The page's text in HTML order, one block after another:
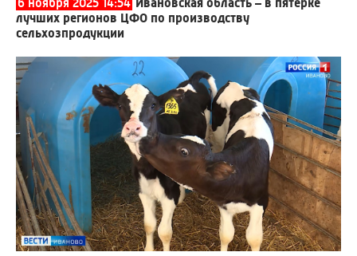
лучших регионов ЦФО по производству
сельхозпродукции